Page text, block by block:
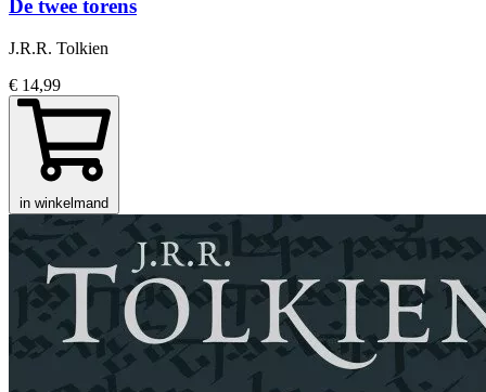
De twee torens
J.R.R. Tolkien
€ 14,99
in winkelmand